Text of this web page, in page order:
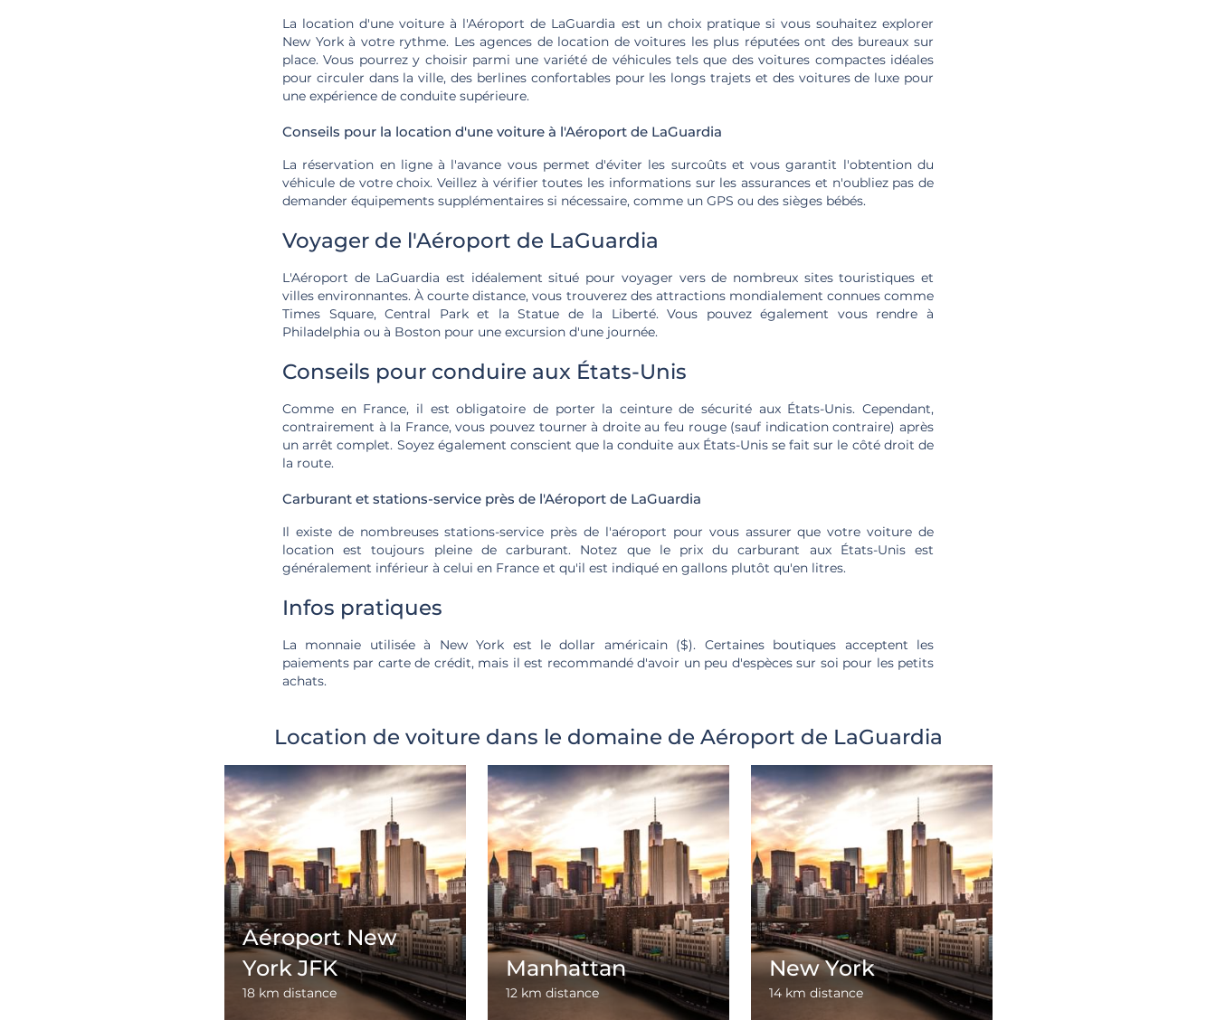
La location d'une voiture à l'Aéroport de LaGuardia est un choix pratique si vous souhaitez explorer
New York à votre rythme. Les agences de location de voitures les plus réputées ont des bureaux sur
place. Vous pourrez y choisir parmi une variété de véhicules tels que des voitures compactes idéales
pour circuler dans la ville, des berlines confortables pour les longs trajets et des voitures de luxe pour
une expérience de conduite supérieure.
Conseils pour la location d'une voiture à l'Aéroport de LaGuardia
La réservation en ligne à l'avance vous permet d'éviter les surcoûts et vous garantit l'obtention du
véhicule de votre choix. Veillez à vérifier toutes les informations sur les assurances et n'oubliez pas de
demander équipements supplémentaires si nécessaire, comme un GPS ou des sièges bébés.
Voyager de l'Aéroport de LaGuardia
L'Aéroport de LaGuardia est idéalement situé pour voyager vers de nombreux sites touristiques et
villes environnantes. À courte distance, vous trouverez des attractions mondialement connues comme
Times Square, Central Park et la Statue de la Liberté. Vous pouvez également vous rendre à
Philadelphia ou à Boston pour une excursion d'une journée.
Conseils pour conduire aux États-Unis
Comme en France, il est obligatoire de porter la ceinture de sécurité aux États-Unis. Cependant,
contrairement à la France, vous pouvez tourner à droite au feu rouge (sauf indication contraire) après
un arrêt complet. Soyez également conscient que la conduite aux États-Unis se fait sur le côté droit de
la route.
Carburant et stations-service près de l'Aéroport de LaGuardia
Il existe de nombreuses stations-service près de l'aéroport pour vous assurer que votre voiture de
location est toujours pleine de carburant. Notez que le prix du carburant aux États-Unis est
généralement inférieur à celui en France et qu'il est indiqué en gallons plutôt qu'en litres.
Infos pratiques
La monnaie utilisée à New York est le dollar américain ($). Certaines boutiques acceptent les
paiements par carte de crédit, mais il est recommandé d'avoir un peu d'espèces sur soi pour les petits
achats.
Location de voiture dans le domaine de Aéroport de LaGuardia
Aéroport New
York JFK
18 km distance
Manhattan
12 km distance
New York
14 km distance